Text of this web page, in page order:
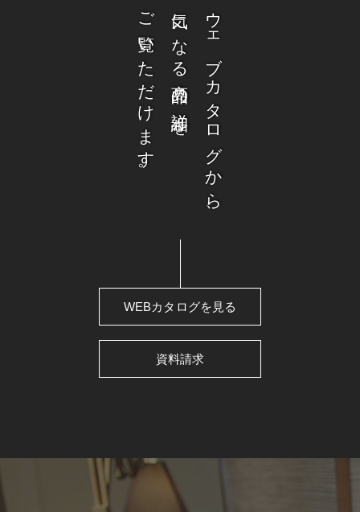
ウェブカタログから、
気になる商品の詳細を
ご覧いただけます。
WEBカタログを見る
資料請求